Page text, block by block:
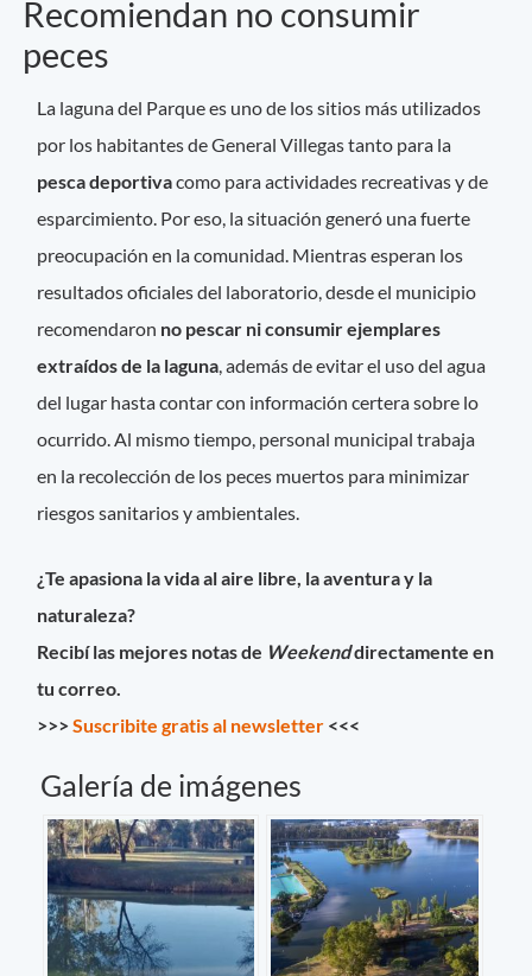
Recomiendan no consumir
peces
La laguna del Parque es uno de los sitios más utilizados
por los habitantes de General Villegas tanto para la
pesca deportivacomo para actividades recreativas y de
esparcimiento. Por eso, la situación generó una fuerte
preocupación en la comunidad. Mientras esperan los
resultados oficiales del laboratorio, desde el municipio
recomendaron no pescar ni consumir ejemplares
extraídos de la laguna, además de evitar el uso del agua
del lugar hasta contar con información certera sobre lo
ocurrido. Al mismo tiempo, personal municipal trabaja
en la recolección de los peces muertos para minimizar
riesgos sanitarios y ambientales.
¿Te apasiona la vida al aire libre, la aventura y la
naturaleza?
Recibí las mejores notas de Weekenddirectamente en
tu correo.
>>>Suscribite gratis al newsletter <<<
Galería de imágenes